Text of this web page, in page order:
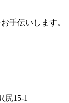
手伝いします。
尻15-1